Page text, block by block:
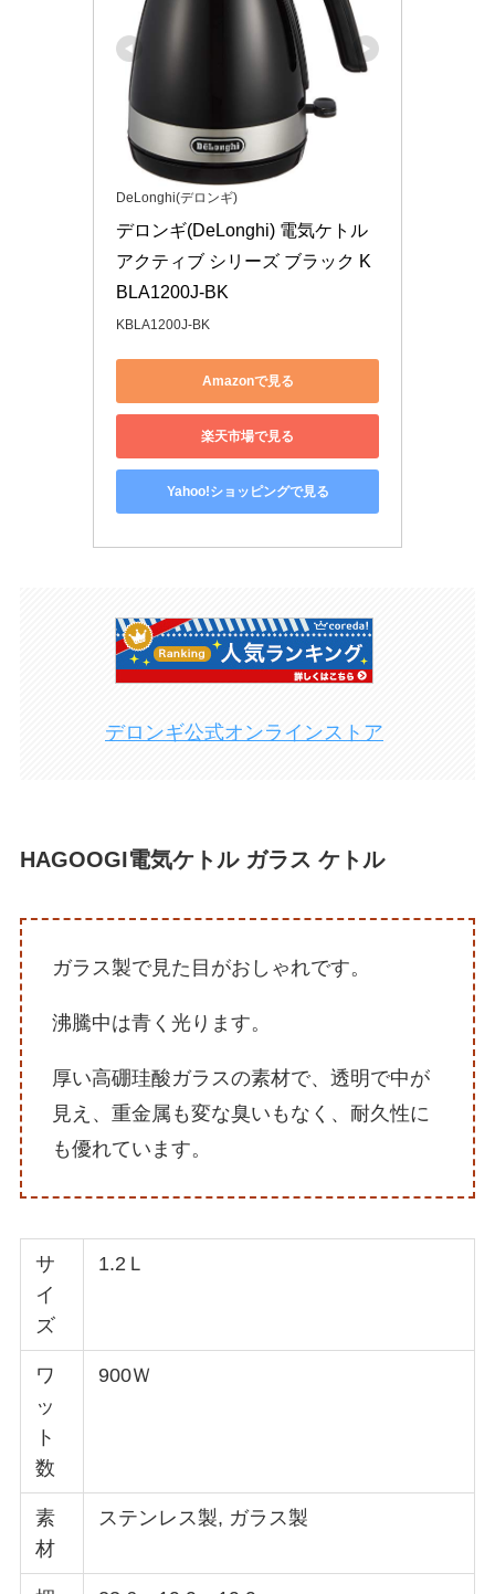
DeLonghi(デロンギ)
デロンギ(DeLonghi) 電気ケトル
アクティブ シリーズ ブラック K
BLA1200J-BK
KBLA1200J-BK
Amazonで見る
楽天市場で見る
Yahoo!ショッピングで見る
デロンギ公式オンラインストア
HAGOOGI電気ケトル ガラス ケトル
ガラス製で見た目がおしゃれです。
沸騰中は青く光ります。
厚い高硼珪酸ガラスの素材で、透明で中が
見え、重金属も変な臭いもなく、耐久性に
も優れています。
サ
イ
ズ
1.2Ｌ
ワ
ッ
ト
数
900Ｗ
素
材
ステンレス製, ガラス製